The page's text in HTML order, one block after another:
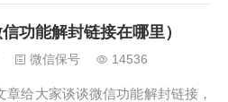
始吧！本文目录一览：1、微信账
功能解封链接在哪里）
微信保号 14536
章给大家谈谈微信功能解封链接，